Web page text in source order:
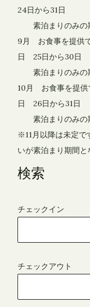
24日から31日
素泊まりのみの
9月 お食事を提供
日 25日から30日
素泊まりのみの
10月 お食事を提
日 26日から31日
素泊まりのみの
※11月以降は未定
いが素泊まり期間と
検索
チェックイン
チェックアウト